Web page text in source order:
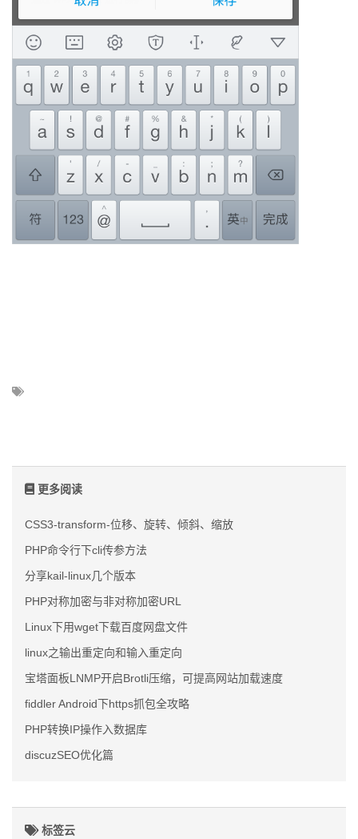
更多阅读
CSS3-transform-位移、旋转、倾斜、缩放
PHP命令行下cli传参方法
分享kail-linux几个版本
PHP对称加密与非对称加密URL
Linux下用wget下载百度网盘文件
linux之输出重定向和输入重定向
宝塔面板LNMP开启Brotli压缩，可提高网站加载速度
fiddler Android下https抓包全攻略
PHP转换IP操作入数据库
discuzSEO优化篇
标签云